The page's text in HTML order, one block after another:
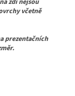
včetně
prezentačních